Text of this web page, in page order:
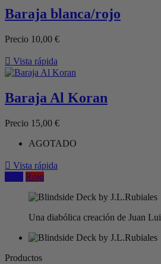
Baraja blanca/rojo
Precio 10,00 €
 Vista rápida
Baraja Al Koran
Precio 15,00 €
AGOTADO
 Vista rápida
Rojo
Una diabólica creación de Juan
Productos